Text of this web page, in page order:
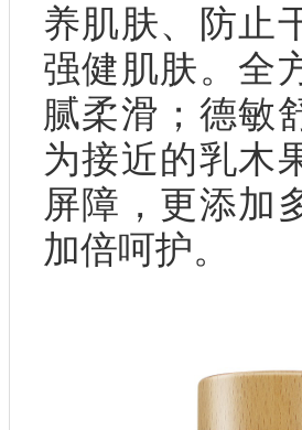
养肌肤、防止
强健肌肤。全
腻柔滑；德敏
为接近的乳木
屏障，更添加
加倍呵护。